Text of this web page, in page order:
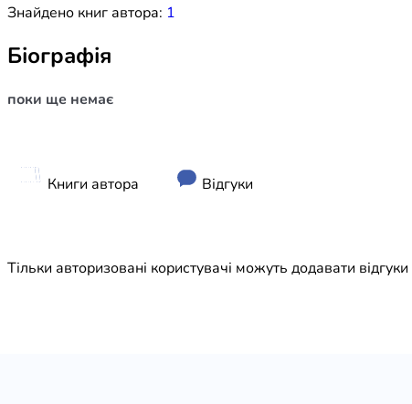
Знайдено книг автора: 1
Біографія
поки ще немає
Книги автора Відгуки
Тільки авторизовані користувачі можуть додавати відгуки